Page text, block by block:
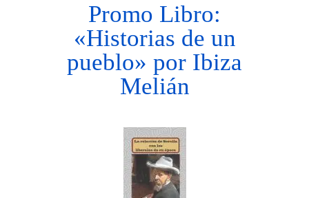
Promo Libro:
«Historias de un
pueblo» por Ibiza
Melián